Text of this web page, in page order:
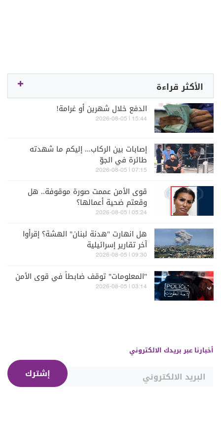
الأكثر قراءة
الدفع خلال شهرين أو غرامة!
15:44 | 2026-08-05
إصابات بين الركاب... إليكم ما شهدته
طائرة في الجوّ
07:15 | 2026-08-05
قوى الأمن عممت صورة موقوفة.. هل
وقعتم ضحية أعمالها؟
05:24 | 2026-08-05
هل انهارت "هدنة لبنان" الهشة؟ إقرأوا
آخر تقارير إسرائيلية
09:30 | 2026-08-05
"المعلومات" توقف ضابطاً في قوى الأمن
03:14 | 2026-08-05
أخبارنا عبر بريدك الالكتروني
إشترك